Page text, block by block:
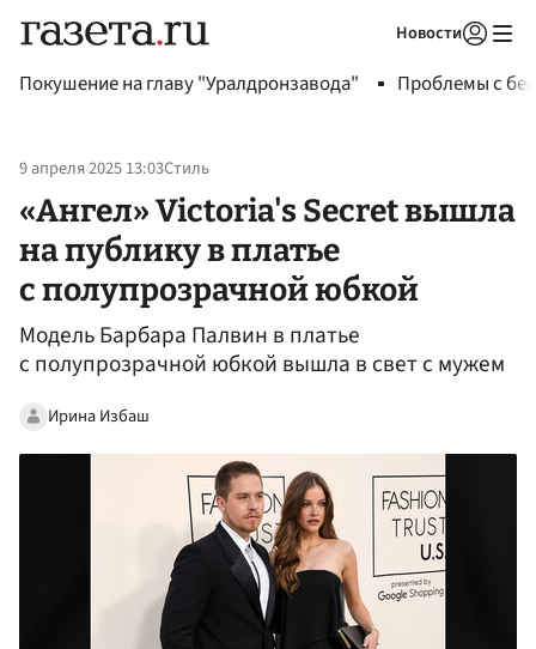
Новости
Покушение на главу "Уралдронзавода" Проблемы с
9 апреля 2025 13:03Стиль
«Ангел» Victoria's Secret вышла
на публику в платье
с полупрозрачной юбкой
Модель Барбара Палвин в платье
с полупрозрачной юбкой вышла в свет с мужем
Ирина Избаш